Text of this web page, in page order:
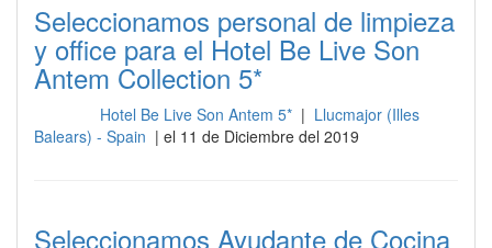
Seleccionamos personal de limpieza
y office para el Hotel Be Live Son
Antem Collection 5*
Hotel Be Live Son Antem 5* | Llucmajor (Illes
Balears) - Spain | el 11 de Diciembre del 2019
Seleccionamos Ayudante de Cocina